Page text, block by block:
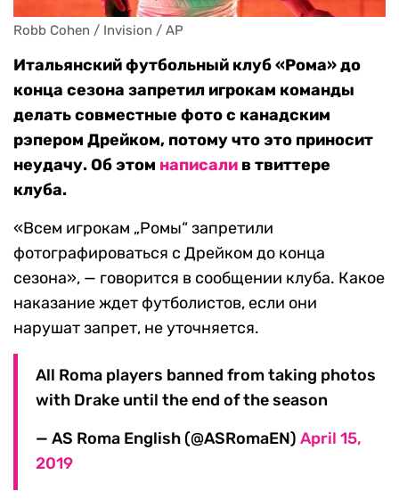
Robb Cohen / Invision / AP
Итальянский футбольный клуб «Рома» до
конца сезона запретил игрокам команды
делать совместные фото с канадским
рэпером Дрейком, потому что это приносит
неудачу. Об этом написали в твиттере
клуба.
«Всем игрокам „Ромы“ запретили
фотографироваться с Дрейком до конца
сезона», — говорится в сообщении клуба. Какое
наказание ждет футболистов, если они
нарушат запрет, не уточняется.
All Roma players banned from taking photos
with Drake until the end of the season
— AS Roma English (@ASRomaEN) April 15,
2019